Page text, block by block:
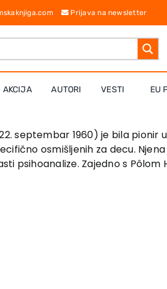
Prijava na newsletter
AKCIJA AUTORI VESTI EU
septembar 1960) je bila
osmišljenih za decu.
psihoanalize. Zajedno s Pôlom